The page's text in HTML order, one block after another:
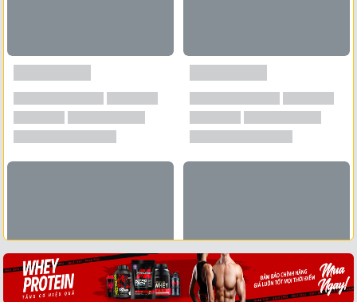
Xem tất cả →